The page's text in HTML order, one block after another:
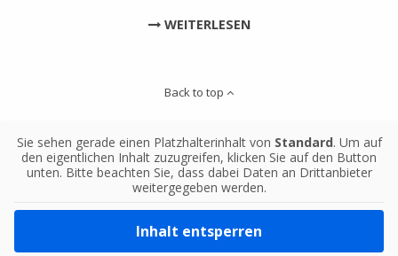
WEITERLESEN
Back to top
Sie sehen gerade einen Platzhalterinhalt von Standard. Um auf
den eigentlichen Inhalt zuzugreifen, klicken Sie auf den Button
unten. Bitte beachten Sie, dass dabei Daten an Drittanbieter
weitergegeben werden.
Inhalt entsperren